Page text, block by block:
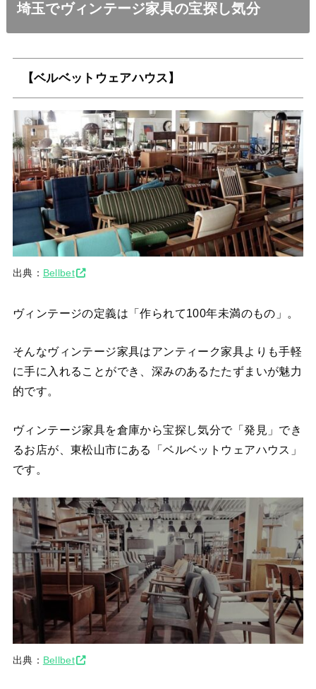
埼玉でヴィンテージ家具の宝探し気分
【ベルベットウェアハウス】
出典： Bellbet
ヴィンテージの定義は「作られて100年未満のもの」。
そんなヴィンテージ家具はアンティーク家具よりも手軽
に手に入れることができ、深みのあるたたずまいが魅力
的です。
ヴィンテージ家具を倉庫から宝探し気分で「発見」でき
るお店が、東松山市にある「ベルベットウェアハウス」
です。
出典： Bellbet